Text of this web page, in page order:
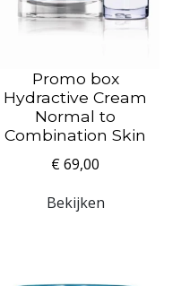
Promo box
Hydractive Cream
Normal to
Combination Skin
€ 69,00
Bekijken